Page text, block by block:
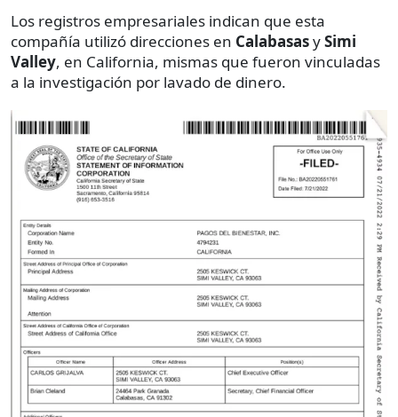
Los registros empresariales indican que esta
compañía utilizó direcciones en CalabasasySimi
Valley, en California, mismas que fueron vinculadas
a la investigación por lavado de dinero.